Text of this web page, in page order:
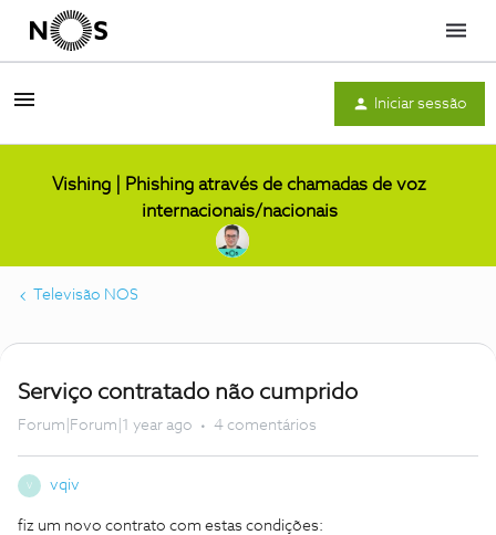
Menu
Iniciar sessão
Vishing | Phishing através de chamadas de voz
internacionais/nacionais
Televisão NOS
Serviço contratado não cumprido
Forum|Forum|1 year ago 4 comentários
V vqiv
fiz um novo contrato com estas condições: